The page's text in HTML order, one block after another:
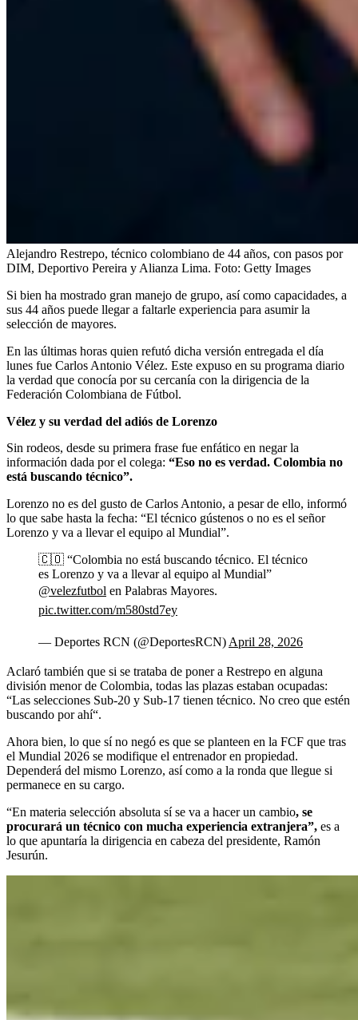
Alejandro Restrepo, técnico colombiano de 44 años, con pasos por
DIM, Deportivo Pereira y Alianza Lima. Foto: Getty Images
Si bien ha mostrado gran manejo de grupo, así como capacidades, a
sus 44 años puede llegar a faltarle experiencia para asumir la
selección de mayores.
En las últimas horas quien refutó dicha versión entregada el día
lunes fue Carlos Antonio Vélez. Este expuso en su programa diario
la verdad que conocía por su cercanía con la dirigencia de la
Federación Colombiana de Fútbol.
Vélez y su verdad del adiós de Lorenzo
Sin rodeos, desde su primera frase fue enfático en negar la
información dada por el colega: “Eso no es verdad. Colombia no
está buscando técnico”.
Lorenzo no es del gusto de Carlos Antonio, a pesar de ello, informó
lo que sabe hasta la fecha: “El técnico gústenos o no es el señor
Lorenzo y va a llevar el equipo al Mundial”.
🇨🇴 “Colombia no está buscando técnico. El técnico
es Lorenzo y va a llevar al equipo al Mundial”
@velezfutbol en Palabras Mayores.
pic.twitter.com/m580std7ey
— Deportes RCN (@DeportesRCN) April 28, 2026
Aclaró también que si se trataba de poner a Restrepo en alguna
división menor de Colombia, todas las plazas estaban ocupadas:
“Las selecciones Sub-20 y Sub-17 tienen técnico. No creo que estén
buscando por ahí“.
Ahora bien, lo que sí no negó es que se planteen en la FCF que tras
el Mundial 2026 se modifique el entrenador en propiedad.
Dependerá del mismo Lorenzo, así como a la ronda que llegue si
permanece en su cargo.
“En materia selección absoluta sí se va a hacer un cambio, se
procurará un técnico con mucha experiencia extranjera”, es a
lo que apuntaría la dirigencia en cabeza del presidente, Ramón
Jesurún.